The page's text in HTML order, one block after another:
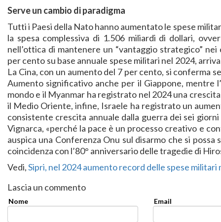
Serve un cambio di paradigma
Tutti i Paesi della Nato hanno aumentato le spese
la spesa complessiva di 1.506 miliardi di dollari,
nell’ottica di mantenere un “vantaggio strategico”
per cento su base annuale spese militari nel 2024,
La Cina, con un aumento del 7 per cento, si conferma
Aumento significativo anche per il Giappone, mentre
mondo e il Myanmar ha registrato nel 2024 una
il Medio Oriente, infine, Israele ha registrato un
consistente crescita annuale dalla guerra dei sei
Vignarca, «perché la pace è un processo creativo e
auspica una Conferenza Onu sul disarmo che si
coincidenza con l’80° anniversario delle tragedie di
Vedi,Sipri, nel 2024 aumento record delle spese militari
Lascia un commento
Nome Email